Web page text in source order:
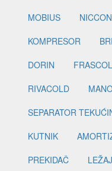
MOBIUS
KOMPRESOR
DORIN
RIVACOLD
SEPARATOR
KUTNIK
PREKIDAČ
LEŽAJ